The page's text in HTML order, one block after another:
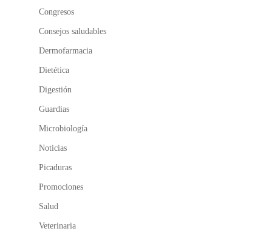
Congresos
Consejos saludables
Dermofarmacia
Dietética
Digestión
Guardias
Microbiología
Noticias
Picaduras
Promociones
Salud
Veterinaria